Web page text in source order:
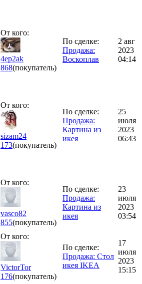
От кого:
4ep2ak
868(покупатель)
По сделке:
Продажа:
Воскоплав
2 авг
2023
04:14
От кого:
sizam24
173(покупатель)
По сделке:
Продажа:
Картина из
икея
25
июля
2023
06:43
От кого:
vasco82
855(покупатель)
По сделке:
Продажа:
Картина из
икея
23
июля
2023
03:54
От кого:
VictorTor
176(покупатель)
По сделке:
Продажа: Стол
икея IKEA
17
июля
2023
15:15